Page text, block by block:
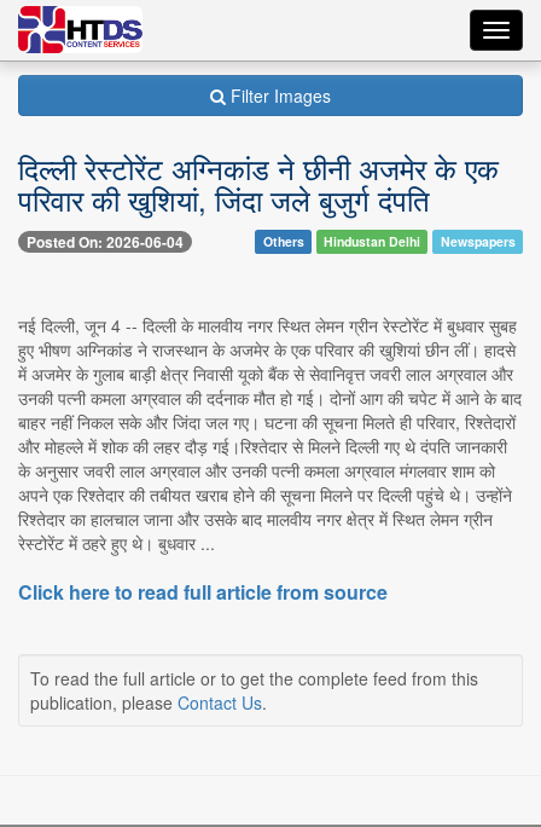
Filter Images
दिल्ली रेस्टोरेंट अग्निकांड ने छीनी अजमेर के एक
परिवार की खुशियां, जिंदा जले बुजुर्ग दंपति
Posted On: 2026-06-04 Others Hindustan Delhi Newspapers
नई दिल्ली, जून 4 -- दिल्ली के मालवीय नगर स्थित लेमन ग्रीन रेस्टोरेंट में बुधवार सुबह
हुए भीषण अग्निकांड ने राजस्थान के अजमेर के एक परिवार की खुशियां छीन लीं। हादसे
में अजमेर के गुलाब बाड़ी क्षेत्र निवासी यूको बैंक से सेवानिवृत्त जवरी लाल अग्रवाल और
उनकी पत्नी कमला अग्रवाल की दर्दनाक मौत हो गई। दोनों आग की चपेट में आने के बाद
बाहर नहीं निकल सके और जिंदा जल गए। घटना की सूचना मिलते ही परिवार, रिश्तेदारों
और मोहल्ले में शोक की लहर दौड़ गई।रिश्तेदार से मिलने दिल्ली गए थे दंपति जानकारी
के अनुसार जवरी लाल अग्रवाल और उनकी पत्नी कमला अग्रवाल मंगलवार शाम को
अपने एक रिश्तेदार की तबीयत खराब होने की सूचना मिलने पर दिल्ली पहुंचे थे। उन्होंने
रिश्तेदार का हालचाल जाना और उसके बाद मालवीय नगर क्षेत्र में स्थित लेमन ग्रीन
रेस्टोरेंट में ठहरे हुए थे। बुधवार ...
Click here to read full article from source
To read the full article or to get the complete feed from this
publication, please Contact Us.